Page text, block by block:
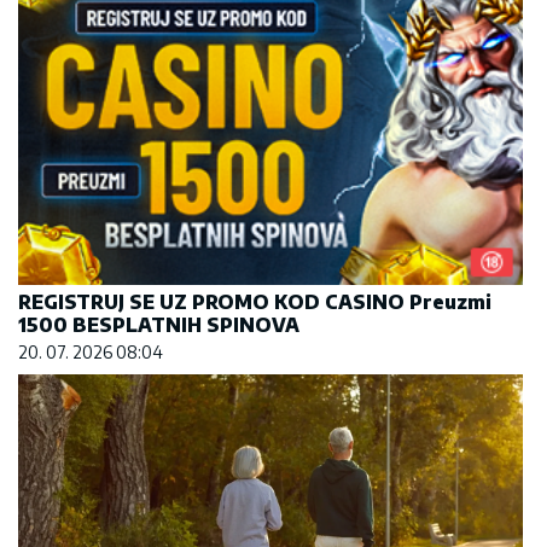
REGISTRUJ SE UZ PROMO KOD CASINO Preuzmi
1500 BESPLATNIH SPINOVA
20. 07. 2026 08:04